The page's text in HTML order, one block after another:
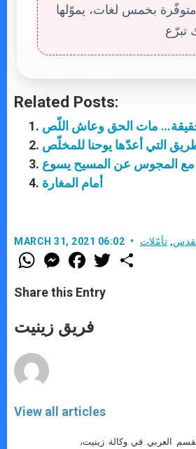
بخمس لغات، يموّلها
تبرّع
Related Posts:
التي أعدّها يوحنا للمخلّص
أمام المغارة
MARCH 31, 2021 06:02 , تأمّلات
W
h
t
s
p
p
M
e
s
e
g
e
F
a
e
b
o
k
T
w
Share this Entry
فريق زينيت
View all articles
العربي في وكالة زينيت،